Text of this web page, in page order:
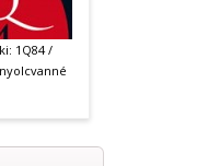
1Q84 /